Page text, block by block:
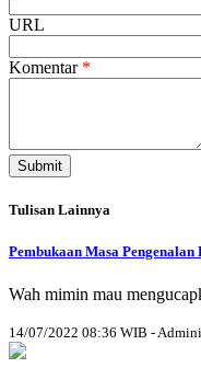
URL
Komentar *
Submit
Tulisan Lainnya
Pembukaan Masa
Wah mimin mau
14/07/2022 08:36 WIB -